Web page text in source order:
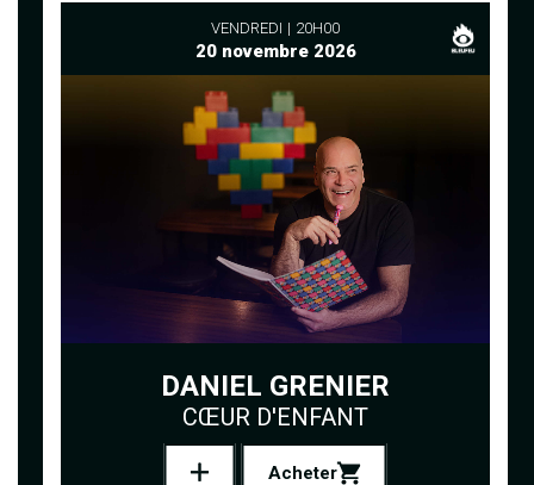
VENDREDI 20H00
20 novembre 2026
DANIEL GRENIER
CŒUR D'ENFANT
Acheter